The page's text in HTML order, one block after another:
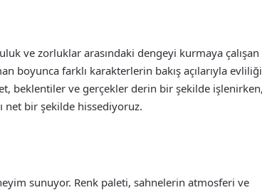
ve zorluklar arasındaki dengeyi kurmaya çalışan
boyunca farklı karakterlerin bakış açılarıyla
beklentiler ve gerçekler derin bir şekilde işlenirken,
net bir şekilde hissediyoruz.
sunuyor. Renk paleti, sahnelerin atmosferi ve